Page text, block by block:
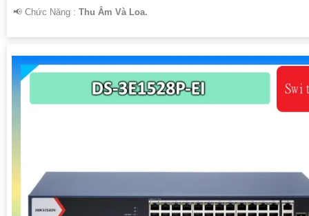
️📢 Chức Năng : Thu Âm Và Loa.